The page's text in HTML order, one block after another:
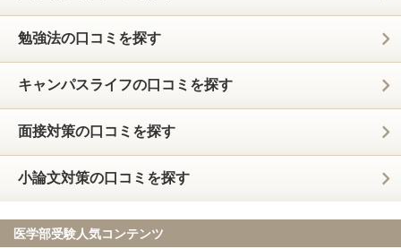
勉強法の口コミを探す
キャンパスライフの口コミを探す
面接対策の口コミを探す
小論文対策の口コミを探す
医学部受験人気コンテンツ